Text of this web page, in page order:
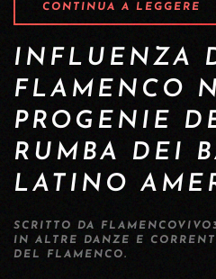
CONTINUA A LEGGERE
INFLUENZA
FLAMENCO
PROGENIE
RUMBA DEI
LATINO
SCRITTO DA
IN ALTRE DANZE E
DEL FLAMENCO.